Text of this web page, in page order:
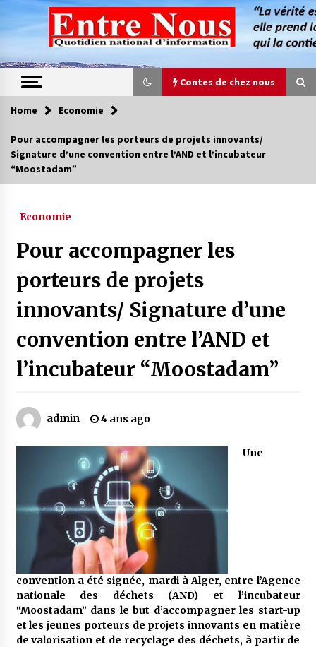
content
Contes de chez nous
Contes de chez nous
Oum el Gaïla / L’ogresse du M’zab
4 ans ago
montagnards
Quand on va vite
« Père, tiens-moi, je vais tomber ! »
5 ans ago
Le bouc de l’Au-delà
5 ans ago
Le monstrueux vieillard (Un récit du Sud
algérien)
5 ans ago
Home Economie
Pour accompagner les porteurs de projets innovants/
Signature d’une convention entre l’AND et l’incubateur
“Moostadam”
Economie
Pour accompagner les
porteurs de projets
innovants/ Signature d’une
convention entre l’AND et
l’incubateur “Moostadam”
admin 4 ans ago
Une
convention a été signée, mardi à Alger, entre l’Agence
nationale des déchets (AND) et l’incubateur
“Moostadam” dans le but d’accompagner les start-up
et les jeunes porteurs de projets innovants en matière
de valorisation et de recyclage des déchets, à partir de